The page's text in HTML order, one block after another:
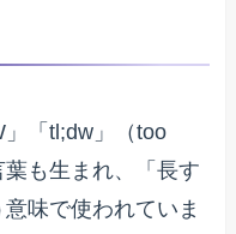
「tl;dw」（too
葉も生まれ、「長す
味で使われていま